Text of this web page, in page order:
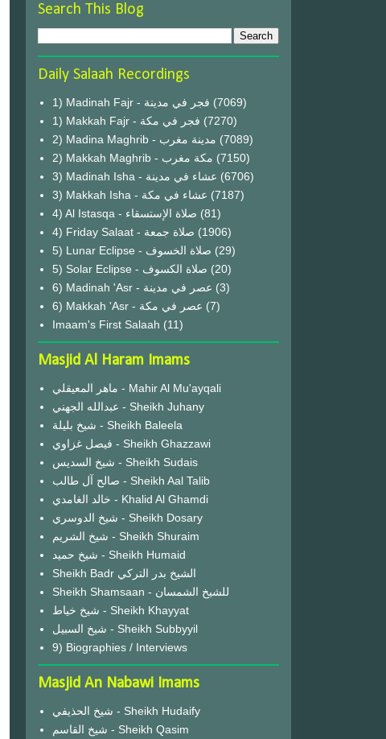
Search This Blog
Daily Salaah Recordings
1) Madinah Fajr - فجر في مدينة (7069)
1) Makkah Fajr - فجر في مكة (7270)
2) Madina Maghrib - مدينة مغرب (7089)
2) Makkah Maghrib - مكة مغرب (7150)
3) Madinah Isha - عشاء في مدينة (6706)
3) Makkah Isha - عشاء في مكة (7187)
4) Al Istasqa - صلاة الإستسقاء (81)
4) Friday Salaat - صلاة جمعة (1906)
5) Lunar Eclipse - صلاة الخسوف (29)
(20)
6) Madinah 'Asr - عصر في مدينة (3)
6) Makkah 'Asr - عصر في مكة (7)
Imaam's First Salaah (11)
Masjid Al Haram Imams
ماهر المعيقلي - Mahir Al Mu'ayqali
عبدالله الجهني - Sheikh Juhany
شيخ بليلة - Sheikh Baleela
فيصل غزاوي - Sheikh Ghazzawi
شيخ السديس - Sheikh Sudais
صالح آل طالب - Sheikh Aal Talib
خالد الغامدي - Khalid Al Ghamdi
شيخ الدوسري - Sheikh Dosary
شيخ الشريم - Sheikh Shuraim
شيخ حميد - Sheikh Humaid
Sheikh Badr الشيخ بدر التركي
Sheikh Shamsaan - للشيخ الشمسان
شيخ خياط - Sheikh Khayyat
شيخ السبيل - Sheikh Subbyyil
9) Biographies / Interviews
Masjid An Nabawi Imams
شيخ الحذيفي - Sheikh Hudaify
شيخ القاسم - Sheikh Qasim